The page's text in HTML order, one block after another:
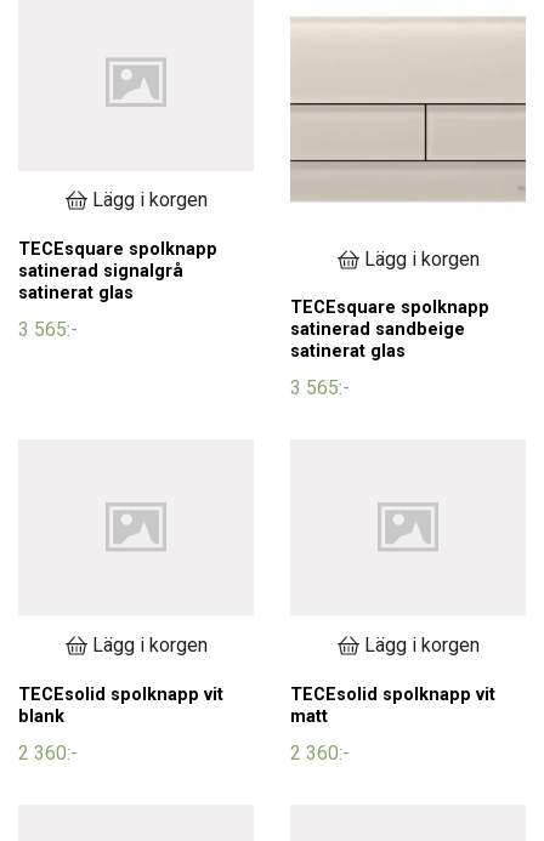
Lägg i korgen
TECEsquare spolknapp
satinerad signalgrå
satinerat glas
3 565:-
Lägg i korgen
TECEsquare spolknapp
satinerad sandbeige
satinerat glas
3 565:-
Lägg i korgen
TECEsolid spolknapp vit
blank
2 360:-
Lägg i korgen
TECEsolid spolknapp vit
matt
2 360:-